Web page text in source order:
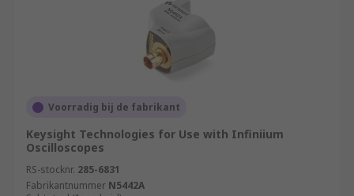
Voorradig bij de fabrikant
Keysight Technologies for Use with Infiniium
Oscilloscopes
RS-stocknr. 285-6831
Fabrikantnummer N5442A